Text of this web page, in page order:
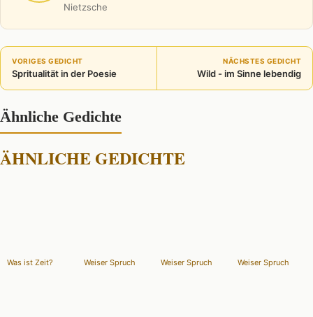
Nietzsche
VORIGES GEDICHT
Spritualität in der Poesie
NÄCHSTES GEDICHT
Wild - im Sinne lebendig
Ähnliche Gedichte
ÄHNLICHE GEDICHTE
Was ist Zeit? Weiser Spruch Weiser Spruch Weiser Spruch